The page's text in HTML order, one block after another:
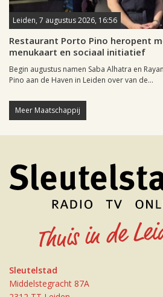
Leiden, 7 augustus 2026, 16:56
Restaurant Porto Pino heropent
menukaart en sociaal initiatief
Begin augustus namen Saba Alhatra en
Pino aan de Haven in Leiden over van de...
Meer Maatschappij
Sleutelstad
Middelstegracht 87A